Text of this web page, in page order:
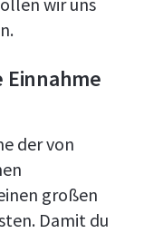
der von
großen
Damit du